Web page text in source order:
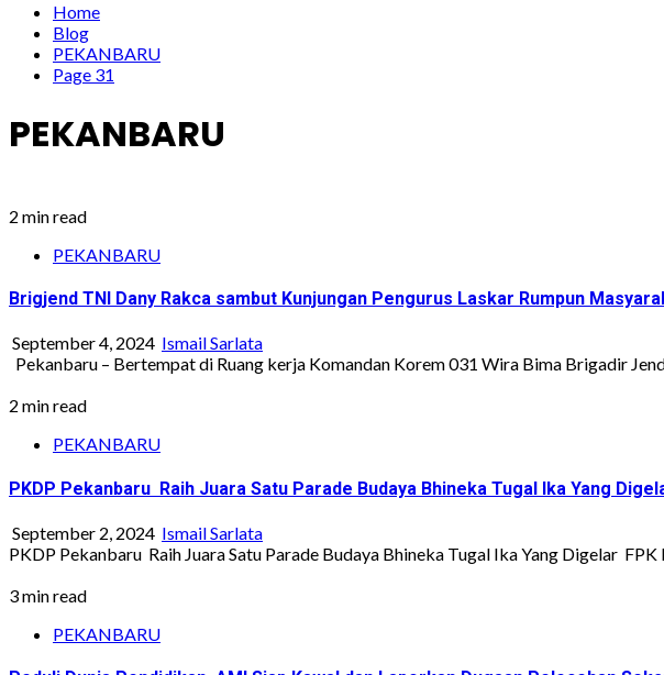
Home
Blog
PEKANBARU
Page 31
PEKANBARU
2 min read
PEKANBARU
Brigjend TNI Dany Rakca sambut Kunjungan Pengurus Laskar Rumpun
September 4, 2024 Ismail Sarlata
Pekanbaru – Bertempat di Ruang kerja Komandan Korem 031 Wira Bima Brigadir
2 min read
PEKANBARU
PKDP Pekanbaru Raih Juara Satu Parade Budaya Bhineka Tugal Ika Yang
September 2, 2024 Ismail Sarlata
PKDP Pekanbaru Raih Juara Satu Parade Budaya Bhineka Tugal Ika Yang Digelar FPK
3 min read
PEKANBARU